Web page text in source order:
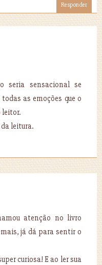
Responder
seria sensacional se
as emoções que o
leitor.
da leitura.
atenção no livro
já dá para sentir o
curiosa! E ao ler sua